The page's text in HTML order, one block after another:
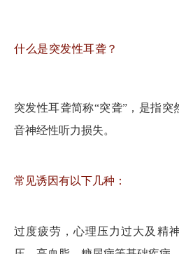
什么是突发性耳聋？
突发性耳聋简称“突聋”，是指
音神经性听力损失。
常见诱因有以下几种：
过度疲劳，心理压力过大及精